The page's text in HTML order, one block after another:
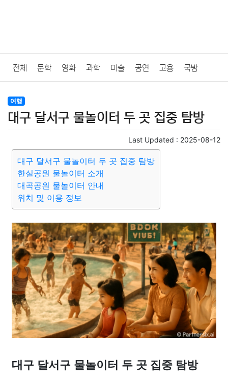
전체 문학 영화 과학 미술 공연 고용 국방
법률
질병 가요 방송 일상 주식 암호화폐 블록체인
결혼 육아 반려동물 패션 미용 증권
요리 상품리뷰 원예 금융
대출 자동차 취미 여행 맛집 IT 컴퓨터
종교 사회 정치 건강 의료 의학 경제 마케팅
부동산 외국어 교육 교통 생활 기타
여행
대구 달서구 물놀이터 두 곳 집중 탐방
Last Updated : 2025-08-12
대구 달서구 물놀이터 두 곳 집중 탐방
한실공원 물놀이터 소개
대곡공원 물놀이터 안내
위치 및 이용 정보
대구 달서구 물놀이터 두 곳 집중 탐방